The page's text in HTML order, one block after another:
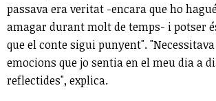
passava era veritat -encara que ho
amagar durant molt de temps- i potser
que el conte sigui punyent". "Necessitava
emocions que jo sentia en el meu dia a
reflectides", explica.